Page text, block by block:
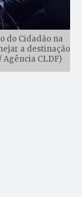
do Cidadão na
a destinação
Agência CLDF)